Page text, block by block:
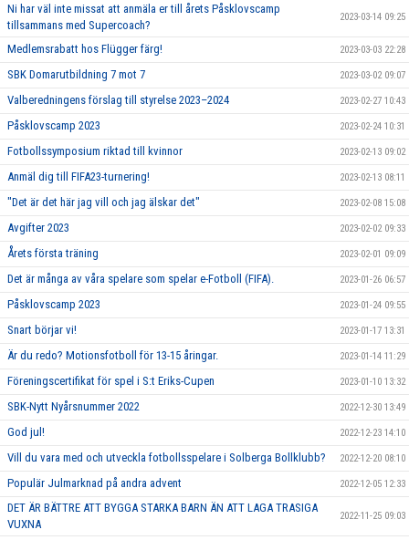
Ni har väl inte missat att anmäla er till årets Påsklovscamp
tillsammans med Supercoach?
2023-03-14 09:25
Medlemsrabatt hos Flügger färg! 2023-03-03 22:28
SBK Domarutbildning 7 mot 7 2023-03-02 09:07
Valberedningens förslag till styrelse 2023–2024 2023-02-27 10:43
Påsklovscamp 2023 2023-02-24 10:31
Fotbollssymposium riktad till kvinnor 2023-02-13 09:02
Anmäl dig till FIFA23-turnering! 2023-02-13 08:11
"Det är det här jag vill och jag älskar det" 2023-02-08 15:08
Avgifter 2023 2023-02-02 09:33
Årets första träning 2023-02-01 09:09
Det är många av våra spelare som spelar e-Fotboll (FIFA). 2023-01-26 06:57
Påsklovscamp 2023 2023-01-24 09:55
Snart börjar vi! 2023-01-17 13:31
Är du redo? Motionsfotboll för 13-15 åringar. 2023-01-14 11:29
Föreningscertifikat för spel i S:t Eriks-Cupen 2023-01-10 13:32
SBK-Nytt Nyårsnummer 2022 2022-12-30 13:49
God jul! 2022-12-23 14:10
Vill du vara med och utveckla fotbollsspelare i Solberga Bollklubb? 2022-12-20 08:10
Populär Julmarknad på andra advent 2022-12-05 12:33
DET ÄR BÄTTRE ATT BYGGA STARKA BARN ÄN ATT LAGA TRASIGA
VUXNA
2022-11-25 09:03